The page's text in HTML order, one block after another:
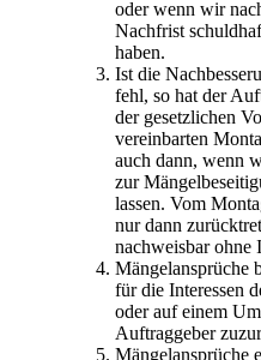
oder wenn wir
Nachfrist
haben.
Ist die
fehl, so hat der
der gesetzlichen
vereinbarten
auch dann, wenn
zur
lassen. Vom
nur dann
nachweisbar ohne
Mängelansprüche
für die Interessen
oder auf einem
Auftraggeber
Mängelansprüche